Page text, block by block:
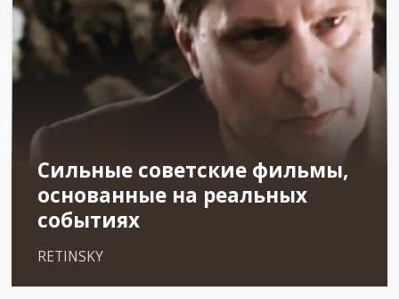
Сильные советские фильмы,
основанные на реальных
событиях
RETINSKY